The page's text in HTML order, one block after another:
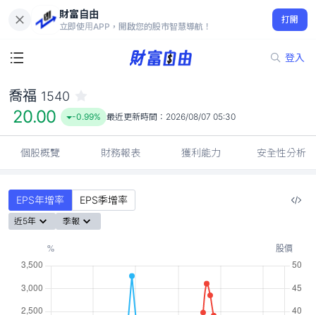
財富自由
立即使用APP，開啟您的股市智慧導航！
打開
登入
20.00
-0.99%
喬福 1540
20.00 -0.99% 最近更新時間： 2026/08/07 05:30
個股概覽 財務報表 獲利能力 安全性分析
EPS年增率 EPS季增率
近5年 季報